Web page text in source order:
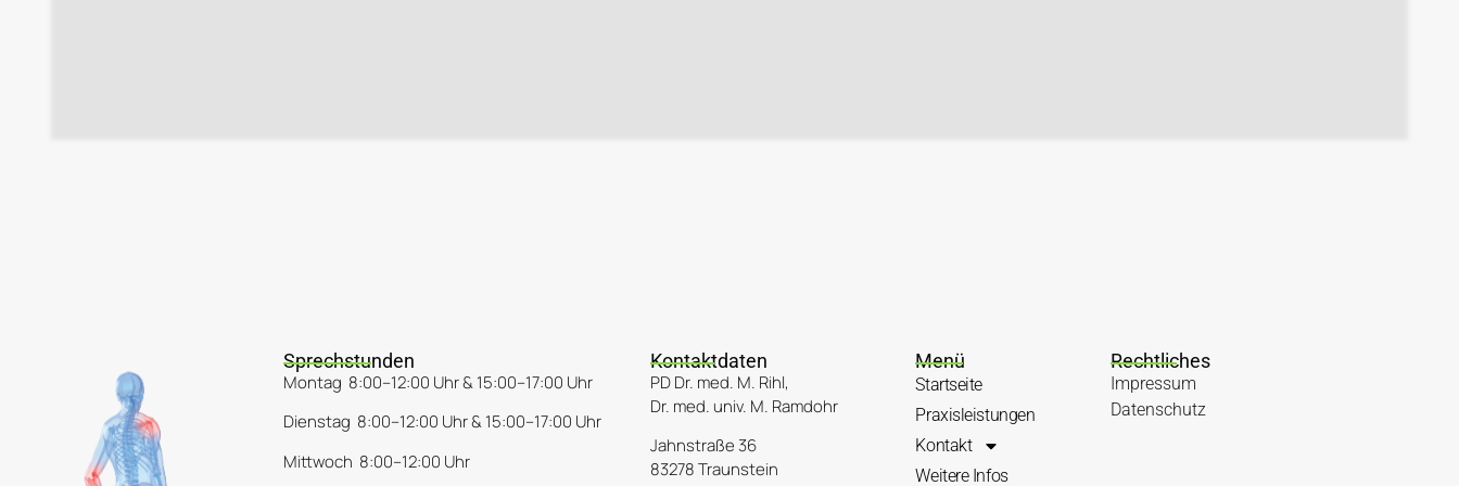
Sprechstunden
Montag 8:00–12:00 Uhr & 15:00–17:00 Uhr
Dienstag 8:00–12:00 Uhr & 15:00–17:00 Uhr
Mittwoch 8:00–12:00 Uhr
Kontaktdaten
PD Dr. med. M. Rihl,
Dr. med. univ. M. Ramdohr
Jahnstraße 36
83278 Traunstein
Menü
Startseite
Praxisleistungen
Kontakt
Weitere Infos
Rechtliches
Impressum
Datenschutz